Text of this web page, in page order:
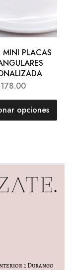
MINI PLACAS
178.00
opciones
1 Durango